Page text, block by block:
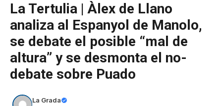
La Tertulia | Àlex de Llano
analiza al Espanyol de Manolo,
se debate el posible “mal de
altura” y se desmonta el no-
debate sobre Puado
La Grada